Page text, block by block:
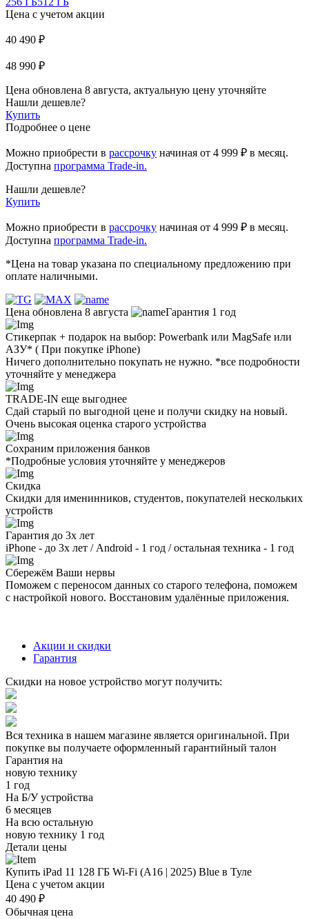
Цена с учетом акции
40 490 ₽
48 990 ₽
Цена обновлена 8 августа, актуальную цену уточняйте
Нашли дешевле?
Купить
Подробнее о цене
Можно приобрести в рассрочку начиная от 4 999 ₽ в месяц.
Доступна программа Trade-in.
Нашли дешевле?
Купить
Можно приобрести в рассрочку начиная от 4 999 ₽ в месяц.
Доступна программа Trade-in.
*Цена на товар указана по специальному предложению при
оплате наличными.
Цена обновлена 8 августа Гарантия 1 год
Стикерпак + подарок на выбор: Powerbank или MagSafe или
AЗУ* ( При покупке iPhone)
Ничего дополнительно покупать не нужно. *все подробности
уточняйте у менеджера
TRADE-IN еще выгоднее
Сдай старый по выгодной цене и получи скидку на новый.
Очень высокая оценка старого устройства
Сохраним приложения банков
*Подробные условия уточняйте у менеджеров
Скидка
Скидки для именинников, студентов, покупателей нескольких
устройств
Гарантия до 3х лет
iPhone - до 3х лет / Android - 1 год / остальная техника - 1 год
Сбережём Ваши нервы
Поможем с переносом данных со старого телефона, поможем
с настройкой нового. Восстановим удалённые приложения.
Акции и скидки
Гарантия
Скидки на новое устройство могут получить:
Вся техника в нашем магазине является оригинальной. При
покупке вы получаете оформленный гарантийный талон
Гарантия на
новую технику
1 год
На Б/У устройства
6 месяцев
На всю остальную
новую технику 1 год
Детали цены
Купить iPad 11 128 ГБ Wi-Fi (A16 | 2025) Blue в Туле
Цена с учетом акции
40 490 ₽
Обычная цена